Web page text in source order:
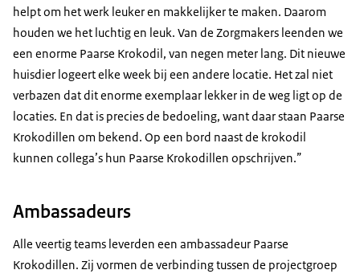
helpt om het werk leuker en makkelijker te maken. Daarom
houden we het luchtig en leuk. Van de Zorgmakers leenden we
een enorme Paarse Krokodil, van negen meter lang. Dit nieuwe
huisdier logeert elke week bij een andere locatie. Het zal niet
verbazen dat dit enorme exemplaar lekker in de weg ligt op de
locaties. En dat is precies de bedoeling, want daar staan Paarse
Krokodillen om bekend. Op een bord naast de krokodil
kunnen collega’s hun Paarse Krokodillen opschrijven.
Ambassadeurs
Alle veertig teams leverden een ambassadeur Paarse
Krokodillen. Zij vormen de verbinding tussen de projectgroep